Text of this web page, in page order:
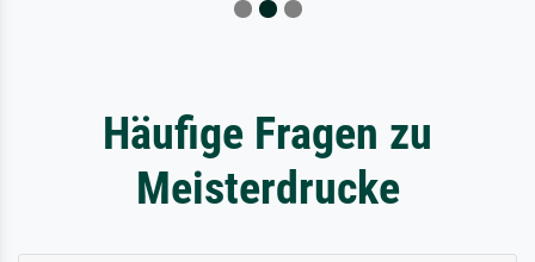
Häufige Fragen zu
Meisterdrucke